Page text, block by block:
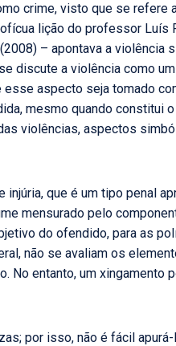
crime, visto que se refere
lição do professor Luís
– apontava a violência
discute a violência como
aspecto seja tomado
mesmo quando constitui
violências, aspectos
que é um tipo penal
mensurado pelo
do ofendido, para as
não se avaliam os
No entanto, um xingamento
por isso, não é fácil